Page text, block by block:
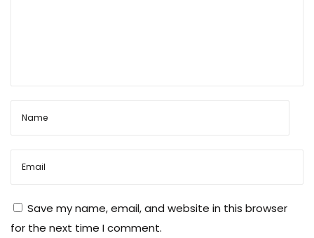
Save my name, email, and website in this browser
for the next time I comment.